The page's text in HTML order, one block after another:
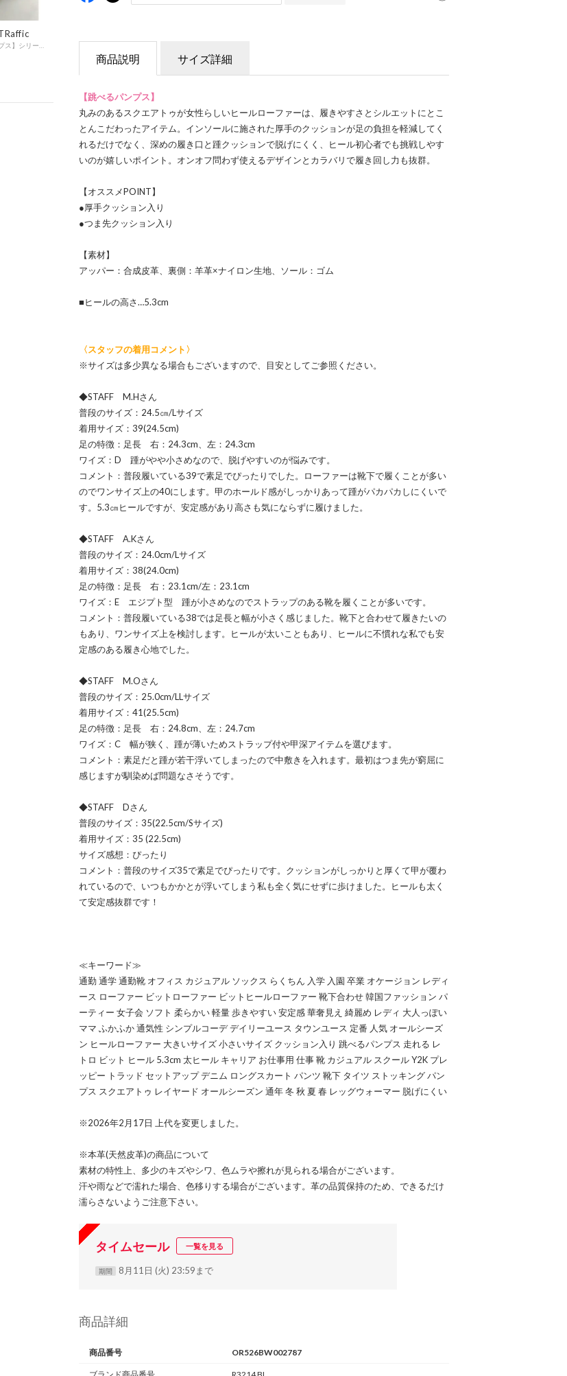
商品説明 サイズ詳細
【跳べるパンプス】
丸みのあるスクエアトゥが女性らしいヒールローファーは、履きやすさとシルエットにとこ
とんこだわったアイテム。インソールに施された厚手のクッションが足の負担を軽減してく
れるだけでなく、深めの履き口と踵クッションで脱げにくく、ヒール初心者でも挑戦しやす
いのが嬉しいポイント。オンオフ問わず使えるデザインとカラバリで履き回し力も抜群。
【オススメPOINT】
●厚手クッション入り
●つま先クッション入り
【素材】
アッパー：合成皮革、裏側：羊革×ナイロン生地、ソール：ゴム
■ヒールの高さ…5.3cm
〈スタッフの着用コメント〉
※サイズは多少異なる場合もございますので、目安としてご参照ください。
◆STAFF M.Hさん
普段のサイズ：24.5㎝/Lサイズ
着用サイズ：39(24.5cm)
足の特徴：足長 右：24.3cm、左：24.3cm
ワイズ：D 踵がやや小さめなので、脱げやすいのが悩みです。
コメント：普段履いている39で素足でぴったりでした。ローファーは靴下で履くことが多い
のでワンサイズ上の40にします。甲のホールド感がしっかりあって踵がパカパカしにくいで
す。5.3㎝ヒールですが、安定感があり高さも気にならずに履けました。
◆STAFF A.Kさん
普段のサイズ：24.0cm/Lサイズ
着用サイズ：38(24.0cm)
足の特徴：足長 右：23.1cm/左：23.1cm
ワイズ：E エジプト型 踵が小さめなのでストラップのある靴を履くことが多いです。
コメント：普段履いている38では足長と幅が小さく感じました。靴下と合わせて履きたいの
もあり、ワンサイズ上を検討します。ヒールが太いこともあり、ヒールに不慣れな私でも安
定感のある履き心地でした。
◆STAFF M.Oさん
普段のサイズ：25.0cm/LLサイズ
着用サイズ：41(25.5cm)
足の特徴：足長 右：24.8cm、左：24.7cm
ワイズ：C 幅が狭く、踵が薄いためストラップ付や甲深アイテムを選びます。
コメント：素足だと踵が若干浮いてしまったので中敷きを入れます。最初はつま先が窮屈に
感じますが馴染めば問題なさそうです。
◆STAFF Dさん
普段のサイズ：35(22.5cm/Sサイズ)
着用サイズ：35 (22.5cm)
サイズ感想：ぴったり
コメント：普段のサイズ35で素足でぴったりです。クッションがしっかりと厚くて甲が覆わ
れているので、いつもかかとが浮いてしまう私も全く気にせずに歩けました。ヒールも太く
て安定感抜群です！
≪キーワード≫
通勤 通学 通勤靴 オフィス カジュアル ソックス らくちん 入学 入園 卒業 オケージョン レディ
ース ローファー ビットローファー ビットヒールローファー 靴下合わせ 韓国ファッション パ
ーティー 女子会 ソフト 柔らかい 軽量 歩きやすい 安定感 華奢見え 綺麗め レディ 大人っぽい
ママ ふかふか 通気性 シンプルコーデ デイリーユース タウンユース 定番 人気 オールシーズ
ン ヒールローファー 大きいサイズ 小さいサイズ クッション入り 跳べるパンプス 走れる レ
トロ ビット ヒール 5.3cm 太ヒール キャリア お仕事用 仕事 靴 カジュアル スクール Y2K プレ
ッピー トラッド セットアップ デニム ロングスカート パンツ 靴下 タイツ ストッキング パン
プス スクエアトゥ レイヤード オールシーズン 通年 冬 秋 夏 春 レッグウォーマー 脱げにくい
※2026年2月17日 上代を変更しました。
※本革(天然皮革)の商品について
素材の特性上、多少のキズやシワ、色ムラや擦れが見られる場合がございます。
汗や雨などで濡れた場合、色移りする場合がございます。革の品質保持のため、できるだけ
濡らさないようご注意下さい。
タイムセール 一覧を見る
期間 8月11日 (火) 23:59まで
商品詳細
商品番号 OR526BW002787